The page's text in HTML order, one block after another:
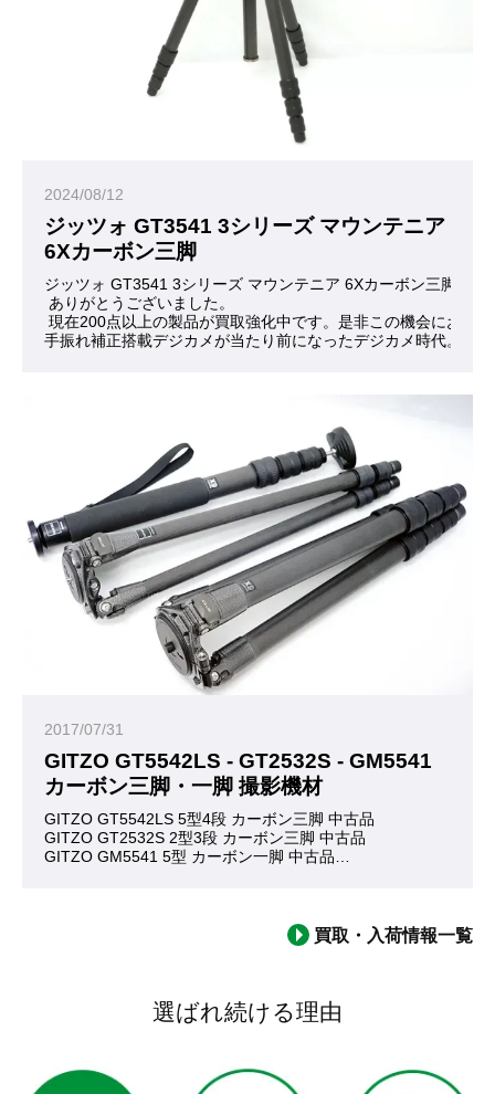
2024/08/12
ジッツォ GT3541 3シリーズ マウンテニア
6Xカーボン三脚
ジッツォ GT3541 3シリーズ マウンテニア 6Xカーボン三脚 お
ありがとうございました。
現在200点以上の製品が買取強化中です。是非この機会にお問
手振れ補正搭載デジカメが当たり前になったデジカメ時代。三
2017/07/31
GITZO GT5542LS - GT2532S - GM5541
カーボン三脚・一脚 撮影機材
GITZO GT5542LS 5型4段 カーボン三脚 中古品
GITZO GT2532S 2型3段 カーボン三脚 中古品
GITZO GM5541 5型 カーボン一脚 中古品
どれも高価な三脚ではありますが、GITZO三脚は一生モノと言
買取・入荷情報一覧
選ばれ続ける理由